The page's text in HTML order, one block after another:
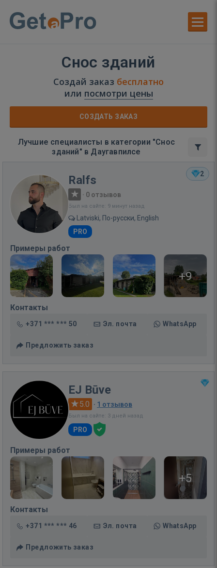
Снос зданий
Создай заказ бесплатно
или посмотри цены
СОЗДАТЬ ЗАКАЗ
Лучшие специалисты в категории "Снос
зданий" в Даугавпилсе
2
Ralfs
· 0 отзывов
Был на сайте: 9 минут назад
Latviski, По-русски, English
PRO
Примеры работ
+9
Контакты
+371 *** *** 50 Эл. почта WhatsApp
Предложить заказ
EJ Būve
5.0 · 1 отзывов
Был на сайте: 3 дней назад
PRO
Примеры работ
+5
Контакты
+371 *** *** 46 Эл. почта WhatsApp
Предложить заказ